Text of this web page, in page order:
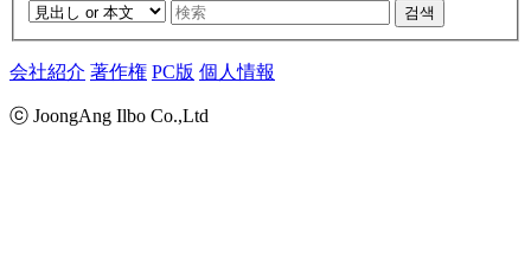
검색
会社紹介 著作権 PC版 個人情報
ⓒ JoongAng Ilbo Co.,Ltd